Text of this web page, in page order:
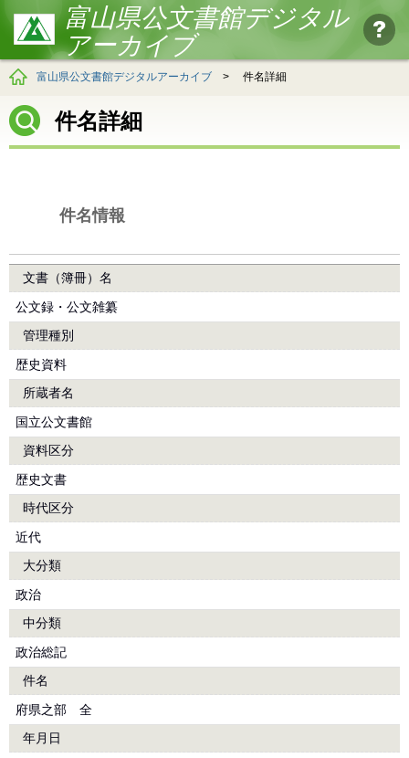
富山県公文書館デジタル
アーカイブ
富山県公文書館デジタルアーカイブ > 件名詳細
件名詳細
件名情報
文書（簿冊）名
公文録・公文雑纂
管理種別
歴史資料
所蔵者名
国立公文書館
資料区分
歴史文書
時代区分
近代
大分類
政治
中分類
政治総記
件名
府県之部 全
年月日